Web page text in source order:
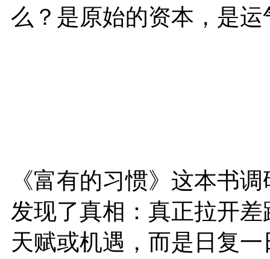
么？是原始的资本，是
《富有的习惯》这本书
发现了真相：真正拉开
天赋或机遇，而是日复